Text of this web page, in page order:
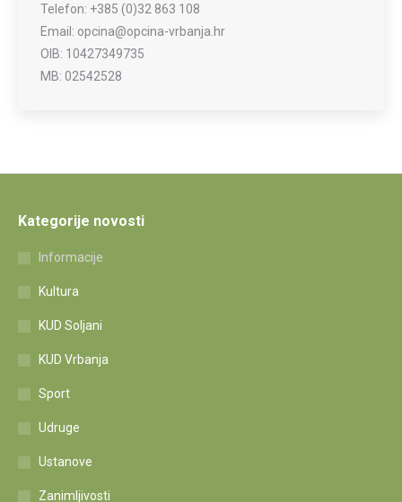
Telefon: +385 (0)32 863 108
Email: opcina@opcina-vrbanja.hr
OIB: 10427349735
MB: 02542528
Kategorije novosti
Informacije
Kultura
KUD Soljani
KUD Vrbanja
Sport
Udruge
Ustanove
Zanimljivosti